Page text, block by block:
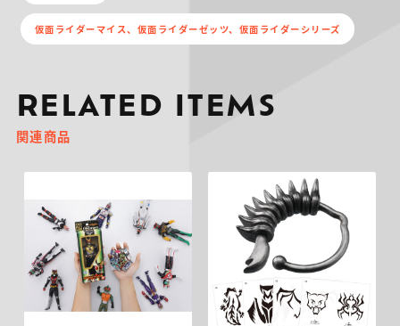
仮面ライダーマイス、仮面ライダーゼッツ、仮面ライダーシリーズ
RELATED ITEMS
関連商品